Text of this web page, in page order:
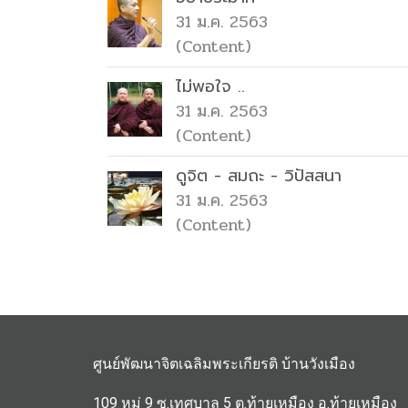
31 ม.ค. 2563
(Content)
ไม่พอใจ ..
31 ม.ค. 2563
(Content)
ดูจิต - สมถะ - วิปัสสนา
31 ม.ค. 2563
(Content)
ศูนย์พัฒนาจิตเฉลิมพระเกียรติ บ้านวังเมือง
109 หมู่ 9 ซ.เทศบาล 5 ต.ท้ายเหมือง อ.ท้ายเหมือง